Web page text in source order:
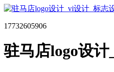
17732605906
驻马店logo设